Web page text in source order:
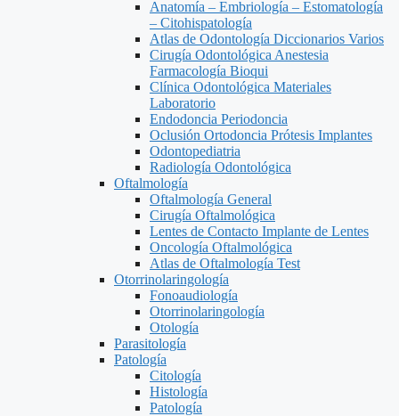
Anatomía – Embriología – Estomatología
– Citohispatología
Atlas de Odontología Diccionarios Varios
Cirugía Odontológica Anestesia
Farmacología Bioqui
Clínica Odontológica Materiales
Laboratorio
Endodoncia Periodoncia
Oclusión Ortodoncia Prótesis Implantes
Odontopediatria
Radiología Odontológica
Oftalmología
Oftalmología General
Cirugía Oftalmológica
Lentes de Contacto Implante de Lentes
Oncología Oftalmológica
Atlas de Oftalmología Test
Otorrinolaringología
Fonoaudiología
Otorrinolaringología
Otología
Parasitología
Patología
Citología
Histología
Patología